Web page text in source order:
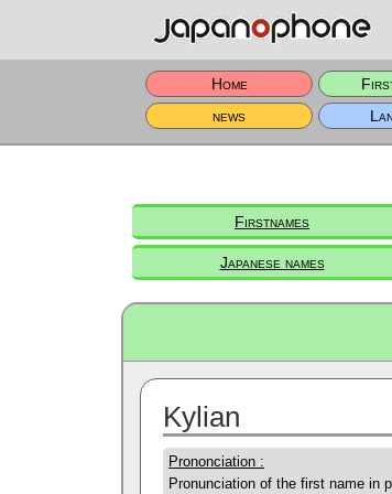
Home
news
Firstnames
Japanese names
Kylian
Prononciation :
Pronunciation of the first name in